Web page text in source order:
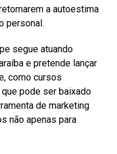
a autoestima
personal.
segue atuando
e pretende lançar
como cursos
pode ser baixado
de marketing
não apenas para